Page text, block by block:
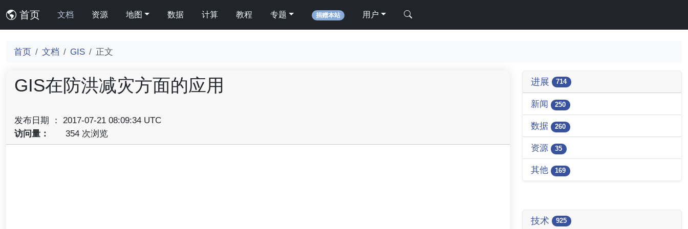
首页 文档 资源 地图 数据 计算 教程 专题 捐赠本站 用户
首页 文档 GIS 正文
GIS在防洪减灾方面的应用
发布日期 ： 2017-07-21 08:09:34 UTC
访问量：
354 次浏览
进展 714
新闻 250
数据 260
资源 35
其他 169
技术 925